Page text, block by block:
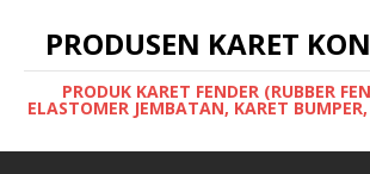
PRODUSEN KARET
PRODUK KARET FENDER (RUBBER
ELASTOMER JEMBATAN, KARET